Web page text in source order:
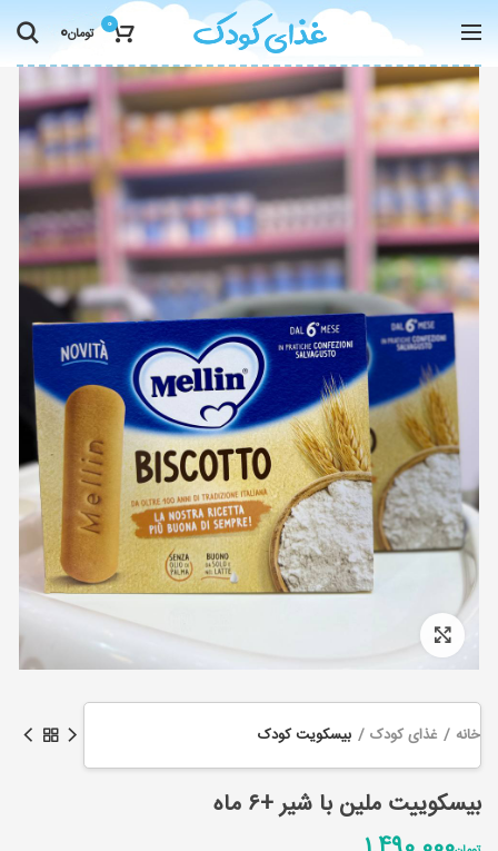
0 تومان0
خانه غذای کودک بیسکویت کودک
بیسکوییت ملین با شیر +۶ ماه